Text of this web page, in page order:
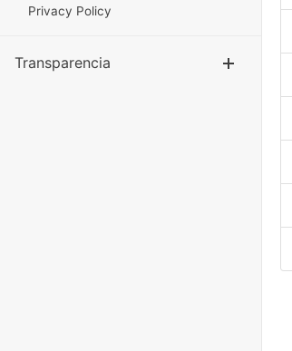
Privacy Policy
Transparencia